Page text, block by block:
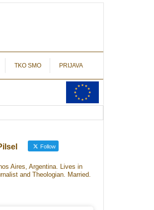
TKO SMO PRIJAVA
Follow
Aires, Argentina. Lives in
and Theologian. Married.